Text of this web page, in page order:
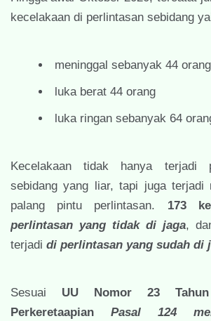
kecelakaan di perlintasan sebidang
meninggal sebanyak 44 orang
luka berat 44 orang
luka ringan sebanyak 64
Kecelakaan tidak hanya terjadi
sebidang yang liar, tapi juga terjadi
palang pintu perlintasan. 173
perlintasan yang tidak di jaga,
terjadi di perlintasan yang sudah di
Sesuai UU Nomor 23
Perkeretaapian Pasal 124